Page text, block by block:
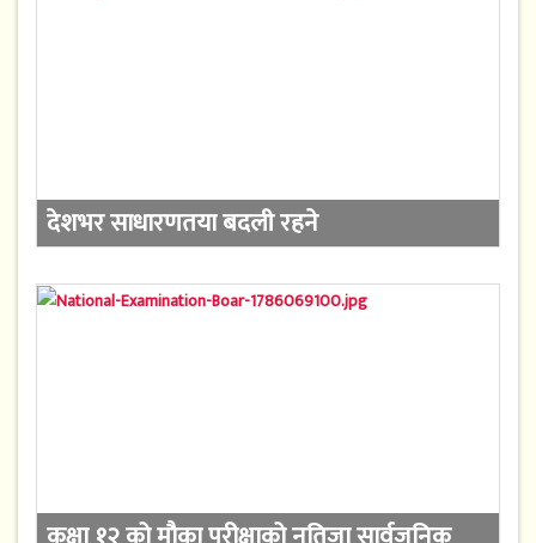
देशभर साधारणतया बदली रहने